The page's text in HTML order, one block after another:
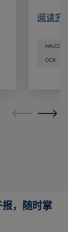
阅读完
HALCON
OCR
，随时掌